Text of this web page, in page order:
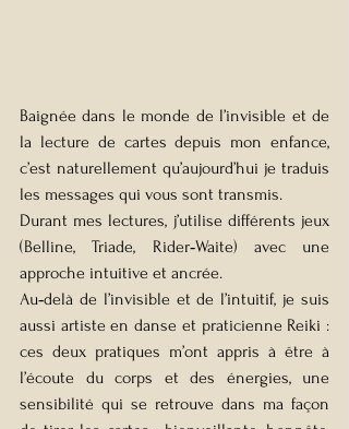
Baignée dans le monde de l’invisible et de
la lecture de cartes depuis mon enfance,
c’est naturellement qu’aujourd’hui je traduis
les messages qui vous sont transmis.
Durant mes lectures, j’utilise différents jeux
(Belline, Triade, Rider‑Waite) avec une
approche intuitive et ancrée.
Au‑delà de l’invisible et de l’intuitif, je suis
aussi artiste en danse et praticienne Reiki :
ces deux pratiques m’ont appris à être à
l’écoute du corps et des énergies, une
sensibilité qui se retrouve dans ma façon